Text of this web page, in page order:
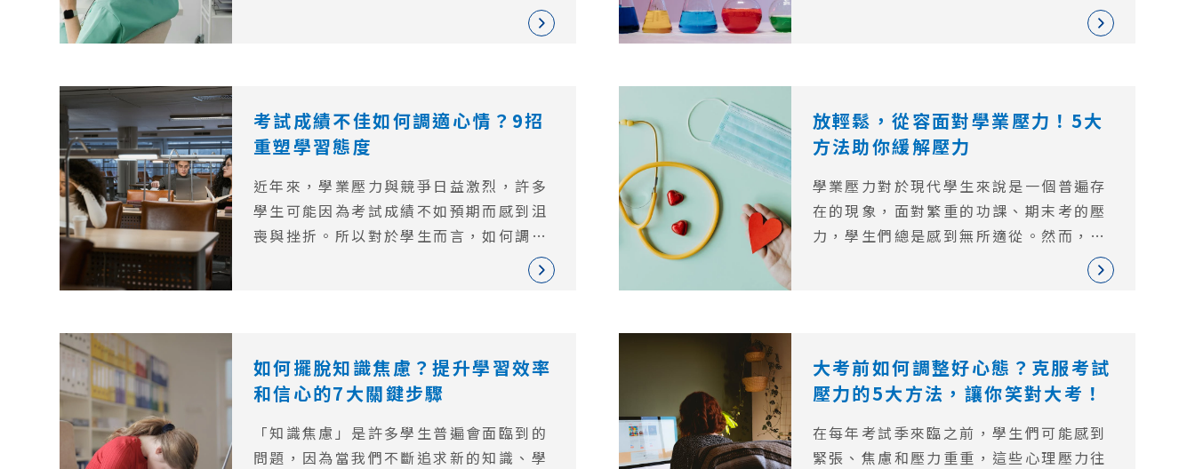
所選擇的線上課程。究竟是什麼原因導致
這種情況呢？本文將深入剖析線上課程看
資源。
大實用的學習秘訣，助您的孩子在理化學
科中取得更出色的成績，同時也激發他們
考試成績不佳如何調適心情？9招
重塑學習態度
近年來，學業壓力與競爭日益激烈，許多
學生可能因為考試成績不如預期而感到沮
喪與挫折。所以對於學生而言，如何調適
心情，積極正向地面對學業挑戰，成了一
個極需解決的問題。每個人在學業道路上
這些低谷中調整心情，改正學習態度，並
找到正確的方法迎接挑戰。
放輕鬆，從容面對學業壓力！5大
方法助你緩解壓力
學業壓力對於現代學生來說是一個普遍存
在的現象，面對繁重的功課、期末考的壓
力，學生們總是感到無所適從。然而，我
們必須正視這種情況，並尋找有效的方法
來緩解學業帶來的壓力。本文將分享5種
如何擺脫知識焦慮？提升學習效率
和信心的7大關鍵步驟
「知識焦慮」是許多學生普遍會面臨到的
問題，因為當我們不斷追求新的知識、學
大考前如何調整好心態？克服考試
壓力的5大方法，讓你笑對大考！
在每年考試季來臨之前，學生們可能感到
緊張、焦慮和壓力重重，這些心理壓力往